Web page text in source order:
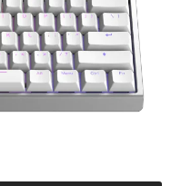
楽天で検索
2
楽天で検索